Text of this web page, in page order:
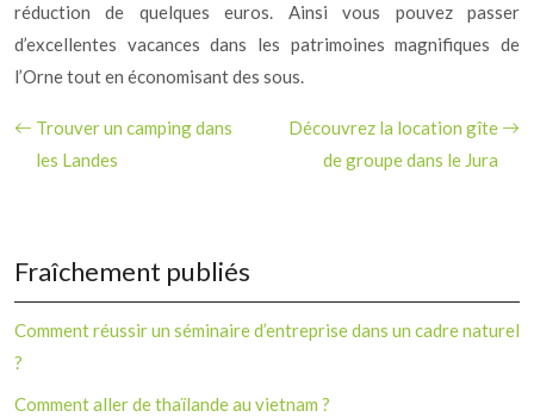
réduction de quelques euros. Ainsi vous pouvez passer
d’excellentes vacances dans les patrimoines magnifiques de
l’Orne tout en économisant des sous.
Trouver un camping dans
les Landes
Découvrez la location gîte
de groupe dans le Jura
Fraîchement publiés
Comment réussir un séminaire d’entreprise dans un cadre naturel
?
Comment aller de thaïlande au vietnam ?